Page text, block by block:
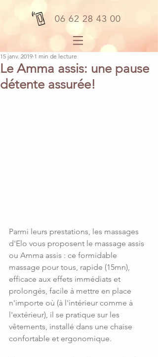
06 62 28 43 00
Le Amma assis: une pause
détente assurée!
15 janv. 2019 1 min de lecture
Parmi leurs prestations, les massages
d'Elo vous proposent le massage assis
ou Amma assis : ce formidable
massage pour tous, rapide (15mn),
efficace aux effets immédiats et
prolongés, facile à mettre en place
n'importe où (à l'intérieur comme à
l'extérieur), il se pratique sur les
vêtements, installé dans une chaise
confortable et ergonomique.